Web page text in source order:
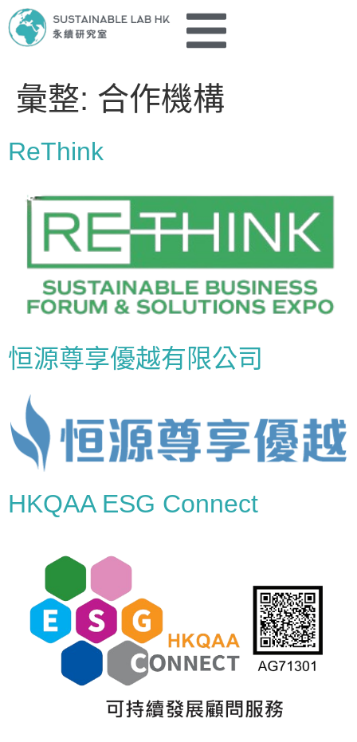
彙整: 合作機構
ReThink
恒源尊享優越有限公司
HKQAA ESG Connect